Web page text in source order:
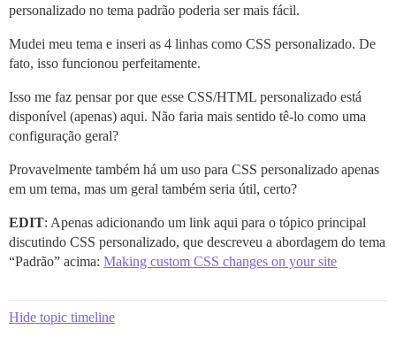
personalizado no tema padrão poderia ser mais fácil.
Mudei meu tema e inseri as 4 linhas como CSS personalizado. De
fato, isso funcionou perfeitamente.
Isso me faz pensar por que esse CSS/HTML personalizado está
disponível (apenas) aqui. Não faria mais sentido tê-lo como uma
configuração geral?
Provavelmente também há um uso para CSS personalizado apenas
em um tema, mas um geral também seria útil, certo?
EDIT: Apenas adicionando um link aqui para o tópico principal
discutindo CSS personalizado, que descreveu a abordagem do tema
“Padrão” acima: Making custom CSS changes on your site
Hide topic timeline